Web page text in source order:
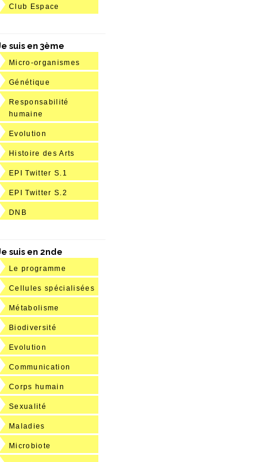
Club Espace
suis en 3ème
Micro-organismes
Génétique
Responsabilité
humaine
Evolution
Histoire des Arts
EPI Twitter S.1
EPI Twitter S.2
DNB
suis en 2nde
Le programme
Cellules spécialisées
Métabolisme
Biodiversité
Evolution
Communication
Corps humain
Sexualité
Maladies
Microbiote